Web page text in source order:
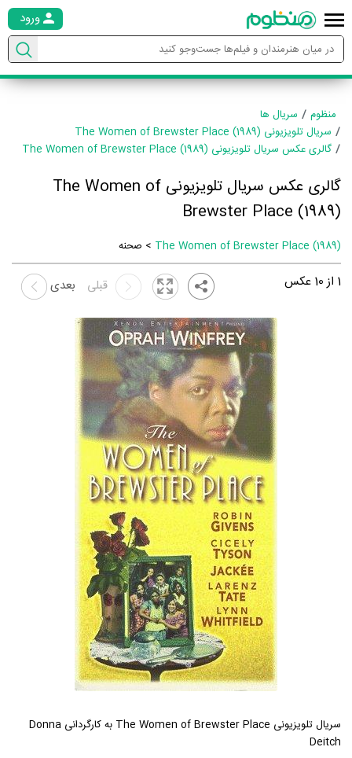
ورود
منظوم
سریال ها
سریال تلویزیونی The Women of Brewster Place (1989)
گالری عکس سریال تلویزیونی The Women of Brewster Place (1989)
گالری عکس سریال تلویزیونی The Women of
Brewster Place (1989)
The Women of Brewster Place (1989) > صحنه
1 از10 عکس بعدی قبلی
سریال تلویزیونی The Women of Brewster Place به کارگردانی Donna
Deitch